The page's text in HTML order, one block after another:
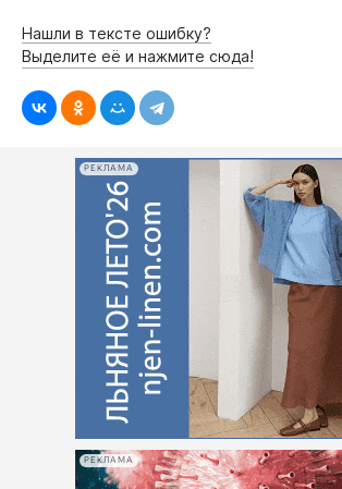
Нашли в тексте ошибку?
Выделите её и нажмите сюда!
РЕКЛАМА
РЕКЛАМА